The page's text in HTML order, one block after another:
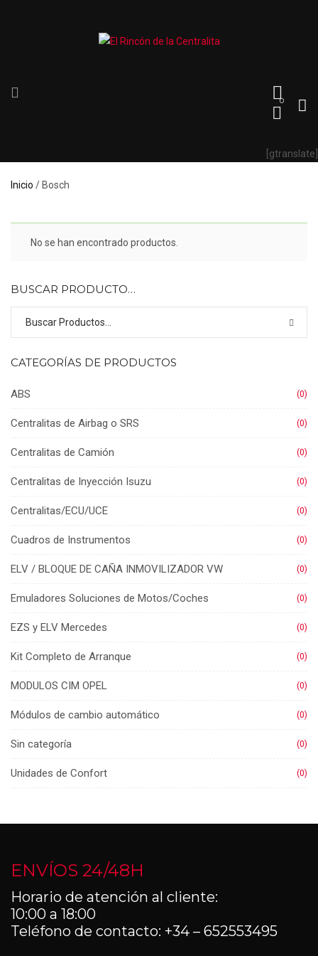
0
[gtranslate]
Inicio / Bosch
No se han encontrado productos.
BUSCAR PRODUCTO…
CATEGORÍAS DE PRODUCTOS
ABS (0)
Centralitas de Airbag o SRS (0)
Centralitas de Camión (0)
Centralitas de Inyección Isuzu (0)
Centralitas/ECU/UCE (0)
Cuadros de Instrumentos (0)
ELV / BLOQUE DE CAÑA INMOVILIZADOR VW (0)
Emuladores Soluciones de Motos/Coches (0)
EZS y ELV Mercedes (0)
Kit Completo de Arranque (0)
MODULOS CIM OPEL (0)
Módulos de cambio automático (0)
Sin categoría (0)
Unidades de Confort (0)
ENVÍOS 24/48H
Horario de atención al cliente:
10:00 a 18:00
Teléfono de contacto: +34 – 652553495